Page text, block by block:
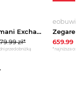
Zegarek Armani Exchange Kilian AX1421 Szary
zł*
przed obniżką
659.99zł
*najniższa cena